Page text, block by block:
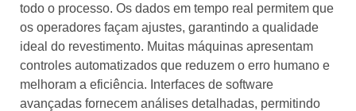
todo o processo. Os dados em tempo real permitem que
os operadores façam ajustes, garantindo a qualidade
ideal do revestimento. Muitas máquinas apresentam
controles automatizados que reduzem o erro humano e
melhoram a eficiência. Interfaces de software
avançadas fornecem análises detalhadas, permitindo